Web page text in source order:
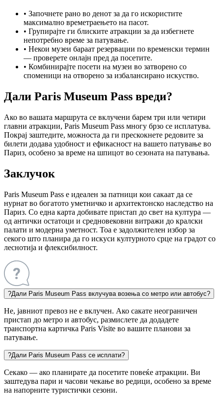
• Започнете рано во денот за да го искористите
максимално времетраењето на пасот.
• Групирајте ги блиските атракции за да избегнете
непотребно време за патување.
• Некои музеи бараат резервации по временски термин
— проверете онлајн пред да посетите.
• Комбинирајте посети на музеи во затворено со
споменици на отворено за избалансирано искуство.
Дали Paris Museum Pass вреди?
Ако во вашата маршрута се вклучени барем три или четири
главни атракции, Paris Museum Pass многу брзо се исплатува.
Покрај заштедите, можноста да ги прескокнете редовите за
билети додава удобност и ефикасност на вашето патување во
Париз, особено за време на шпицот во сезоната на патувања.
Заклучок
Paris Museum Pass е идеален за патници кои сакаат да се
нурнат во богатото уметничко и архитектонско наследство на
Париз. Со една карта добивате пристап до свет на култура —
од антички остатоци и средновековни витражи до кралски
палати и модерна уметност. Тоа е задолжителен избор за
секого што планира да го искуси културното срце на градот со
леснотија и флексибилност.
?Дали Paris Museum Pass вклучува возења со метро или автобус?
Не, јавниот превоз не е вклучен. Ако сакате неограничен
пристап до метро и автобус, размислете да додадете
транспортна картичка Paris Visite во вашите планови за
патување.
?Дали Paris Museum Pass се исплати?
Секако — ако планирате да посетите повеќе атракции. Ви
заштедува пари и часови чекање во редици, особено за време
на напорните туристички сезони.